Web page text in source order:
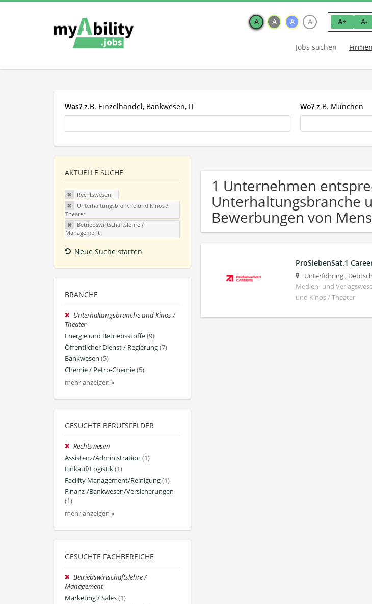
A A A A A+ A-
Jobs suchen
Was? z.B. Einzelhandel, Bankwesen, IT Wo? z.B. München
AKTUELLE SUCHE
Rechtswesen
Unterhaltungsbranche und Kinos /
Theater
Betriebswirtschaftslehre /
Management
Neue Suche starten
BRANCHE
Unterhaltungsbranche und Kinos /
Theater
Energie und Betriebsstoffe(9)
Öffentlicher Dienst / Regierung(7)
Bankwesen (5)
Chemie / Petro-Chemie(5)
mehr anzeigen »
GESUCHTE BERUFSFELDER
Rechtswesen
Assistenz/Administration (1)
Einkauf/Logistik(1)
Facility Management/Reinigung(1)
Finanz-/Bankwesen/Versicherungen
(1)
mehr anzeigen »
GESUCHTE FACHBEREICHE
Betriebswirtschaftslehre /
Management
Marketing / Sales(1)
1 Unternehmen
Unterhaltungsbranche
Bewerbungen von
ProSiebenSat.1
Unterföhring,
Medien- und
und Kinos / Theater